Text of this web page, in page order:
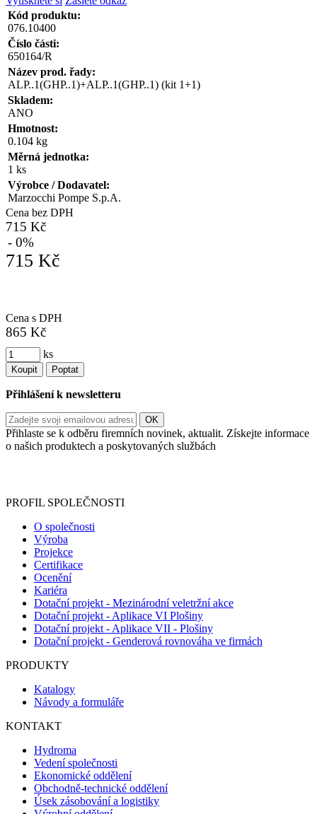
Kód produktu:
076.10400
Číslo části:
650164/R
Název prod. řady:
ALP..1(GHP..1)+ALP..1(GHP..1) (kit 1+1)
Skladem:
ANO
Hmotnost:
0.104 kg
Měrná jednotka:
1 ks
Výrobce / Dodavatel:
Marzocchi Pompe S.p.A.
Cena bez DPH
715 Kč
- 0%
715 Kč
Cena s DPH
865 Kč
ks
Koupit Poptat
Přihlášení k newsletteru
Přihlaste se k odběru firemních novinek, aktualit. Získejte informace
o našich produktech a poskytovaných službách
PROFIL SPOLEČNOSTI
O společnosti
Výroba
Projekce
Certifikace
Ocenění
Kariéra
Dotační projekt - Mezinárodní veletržní akce
Dotační projekt - Aplikace VI Plošiny
Dotační projekt - Aplikace VII - Plošiny
Dotační projekt - Genderová rovnováha ve firmách
PRODUKTY
Katalogy
Návody a formuláře
KONTAKT
Hydroma
Vedení společnosti
Ekonomické oddělení
Obchodně-technické oddělení
Úsek zásobování a logistiky